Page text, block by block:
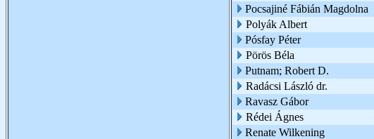
Pocsajiné Fábián Magdolna
Polyák Albert
Pósfay Péter
Pörös Béla
Putnam; Robert D.
Radácsi László dr.
Ravasz Gábor
Rédei Ágnes
Renate Wilkening